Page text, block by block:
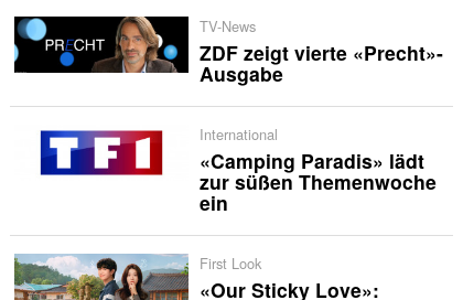
TV-News
ZDF zeigt vierte «Precht»-
Ausgabe
International
«Camping Paradis» lädt
zur süßen Themenwoche
ein
First Look
«Our Sticky Love»: